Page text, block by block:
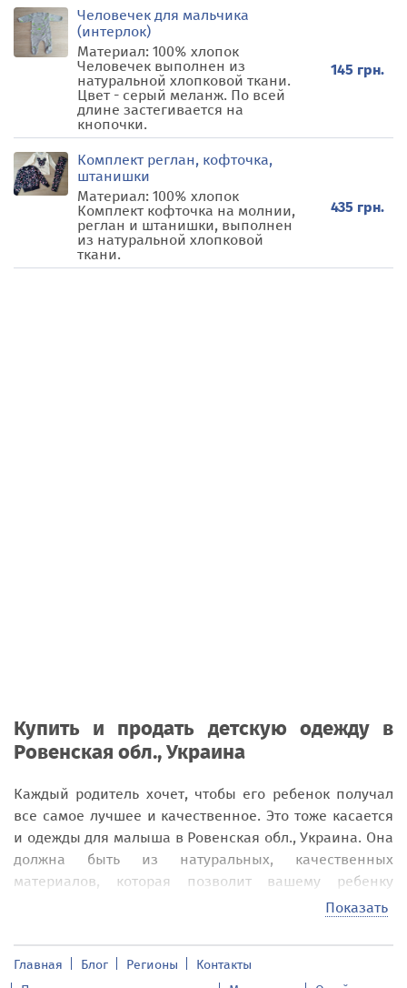
Человечек для мальчика
(интерлок)
Материал: 100% хлопок
Человечек выполнен из
натуральной хлопковой ткани.
Цвет - серый меланж. По всей
длине застегивается на
кнопочки.
145 грн.
Комплект реглан, кофточка,
штанишки
Материал: 100% хлопок
Комплект кофточка на молнии,
реглан и штанишки, выполнен
из натуральной хлопковой
ткани.
435 грн.
Купить и продать детскую одежду в
Ровенская обл., Украина
Каждый родитель хочет, чтобы его ребенок получал
все самое лучшее и качественное. Это тоже касается
и одежды для малыша в Ровенская обл., Украина. Она
должна быть из натуральных, качественных
материалов, которая позволит вашему ребенку
выглядеть модно и чувствовать себя комфортно и
Именно на нашей доске объявлений addnew.biz вы
можете купить или продать разнообразные модели
Показать
Главная Блог Регионы
Контакты